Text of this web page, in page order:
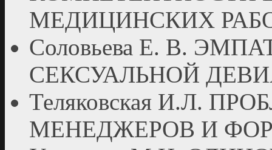
МЕДИЦИНСКИХ
Соловьева Е. В.
СЕКСУАЛЬНОЙ
Теляковская И.Л.
МЕНЕДЖЕРОВ И